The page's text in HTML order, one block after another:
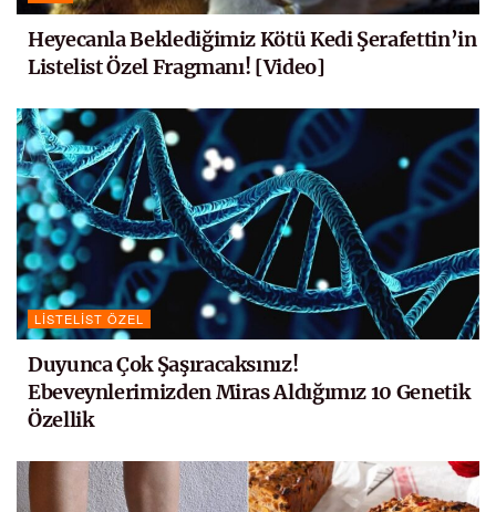
Heyecanla Beklediğimiz Kötü Kedi Şerafettin’in
Listelist Özel Fragmanı! [Video]
LISTELIST ÖZEL
Duyunca Çok Şaşıracaksınız!
Ebeveynlerimizden Miras Aldığımız 10 Genetik
Özellik